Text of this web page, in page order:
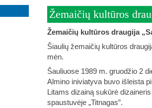
Žemaičių kultūros
Žemaičių kultūros draugija
Šiaulių žemaičių kultūros
mėn.
Šauliuose 1989 m. gruodžio 2
Almino iniviatyva buvo išleista
Litams dizainą sukūrė
spaustuvėje „Titnagas”.